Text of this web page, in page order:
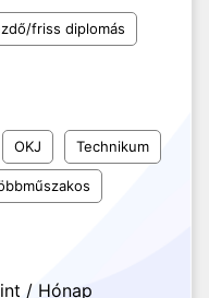
friss diplomás
OKJ Technikum
/ Hónap